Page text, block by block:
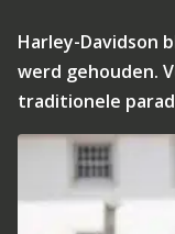
Harley-Davidson
werd gehouden.
traditionele